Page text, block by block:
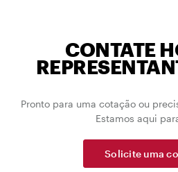
CONTATE
Pronto para uma cotação ou
Estamos aqui
Solicite uma